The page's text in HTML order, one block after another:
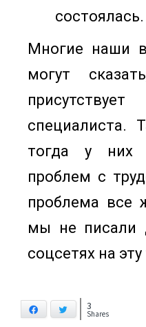
состоялась.
Многие наши
могут
специалиста.
тогда у них
проблем с
проблема все
мы не писали
соцсетях на эту
Facebook TwitterShares
3